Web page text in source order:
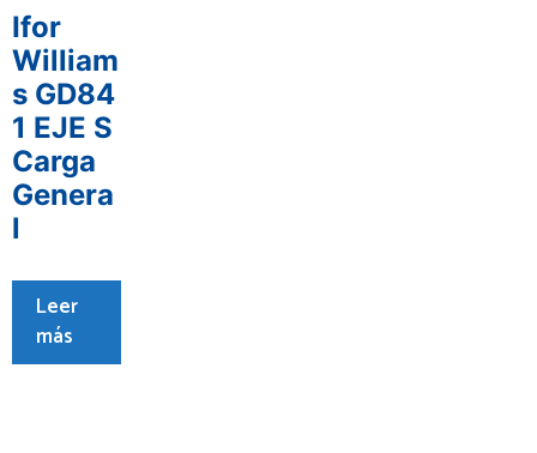
Ifor
William
s GD84
1 EJE S
Carga
Genera
l
Leer
más